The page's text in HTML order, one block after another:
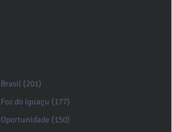
Brasil (201)
Foz do Iguaçu (177)
Oportunidade (150)